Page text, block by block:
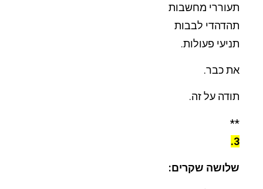
תעוררי מחשבות
תהדהדי לבבות
תניעי פעולות.
את כבר.
תודה על זה.
**
3.
שלושה שקרים: